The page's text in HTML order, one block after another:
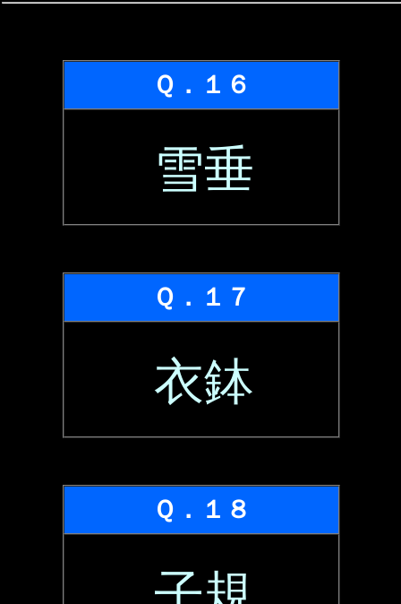
Ｑ．１６
雪垂
Ｑ．１７
衣鉢
Ｑ．１８